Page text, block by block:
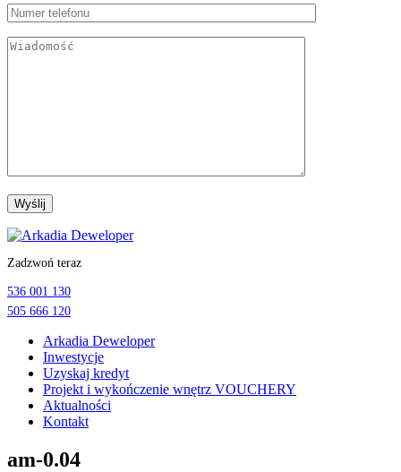
Przejdź
treści
Zadzwoń teraz
536 001 130
505 666 120
Arkadia Deweloper
Inwestycje
Uzyskaj kredyt
Projekt i wykończenie wnętrz VOUCHERY
Aktualności
Kontakt
am-0.04